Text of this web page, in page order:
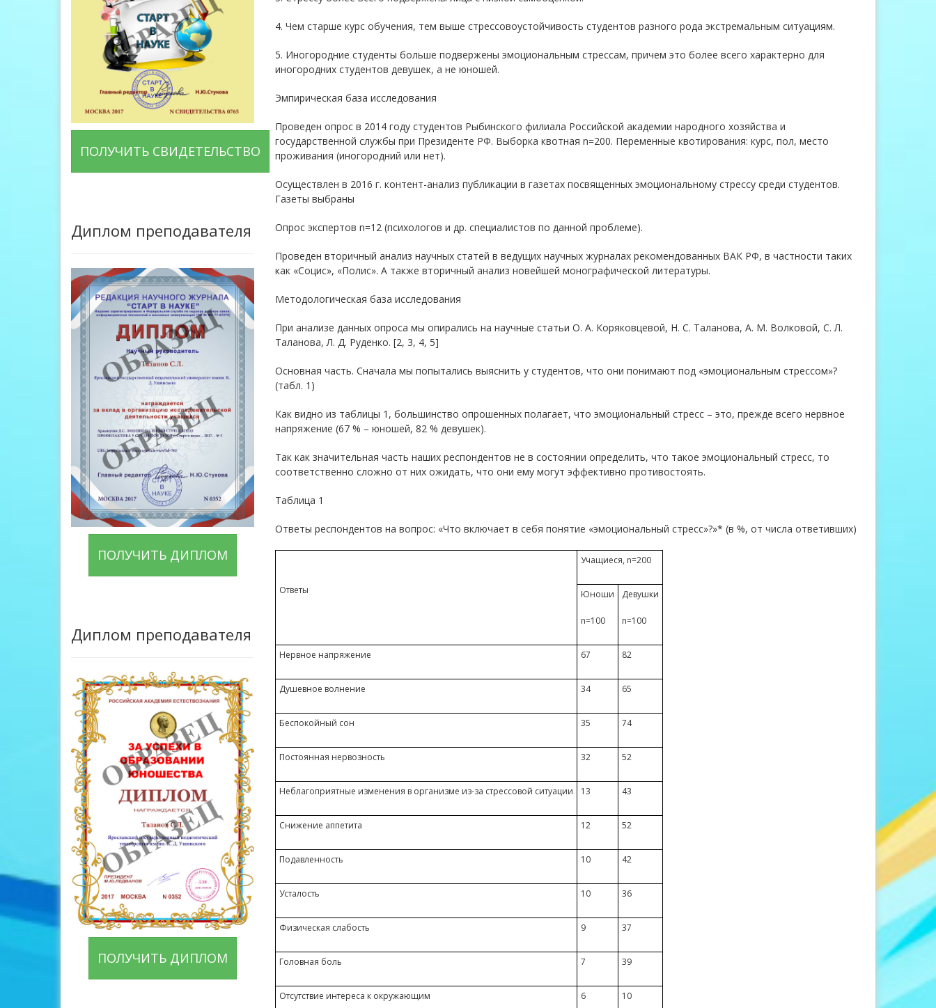
ПОЛУЧИТЬ СВИДЕТЕЛЬСТВО
Диплом преподавателя
ПОЛУЧИТЬ ДИПЛОМ
Диплом преподавателя
ПОЛУЧИТЬ ДИПЛОМ
4. Чем старше курс обучения, тем выше стрессовоустойчивость студентов разного рода экстремальным ситуациям.
5. Иногородние студенты больше подвержены эмоциональным стрессам, причем это более всего характерно для
иногородних студентов девушек, а не юношей.
Эмпирическая база исследования
Проведен опрос в 2014 году студентов Рыбинского филиала Российской академии народного хозяйства и
государственной службы при Президенте РФ. Выборка квотная n=200. Переменные квотирования: курс, пол, место
проживания (иногородний или нет).
Осуществлен в 2016 г. контент-анализ публикации в газетах посвященных эмоциональному стрессу среди студентов.
Газеты выбраны
Опрос экспертов n=12 (психологов и др. специалистов по данной проблеме).
Проведен вторичный анализ научных статей в ведущих научных журналах рекомендованных ВАК РФ, в частности таких
как «Социс», «Полис». А также вторичный анализ новейшей монографической литературы.
Методологическая база исследования
При анализе данных опроса мы опирались на научные статьи О. А. Коряковцевой, Н. С. Таланова, А. М. Волковой, С. Л.
Таланова, Л. Д. Руденко. [2, 3, 4, 5]
Основная часть. Сначала мы попытались выяснить у студентов, что они понимают под «эмоциональным стрессом»?
(табл. 1)
Как видно из таблицы 1, большинство опрошенных полагает, что эмоциональный стресс – это, прежде всего нервное
напряжение (67 % – юношей, 82 % девушек).
Так как значительная часть наших респондентов не в состоянии определить, что такое эмоциональный стресс, то
соответственно сложно от них ожидать, что они ему могут эффективно противостоять.
Таблица 1
Ответы респондентов на вопрос: «Что включает в себя понятие «эмоциональный стресс»?»* (в %, от числа ответивших)
Ответы
Учащиеся, n=200
Юноши
n=100
Девушки
n=100
Нервное напряжение 67 82
Душевное волнение 34 65
Беспокойный сон 35 74
Постоянная нервозность 32 52
Неблагоприятные изменения в организме из-за стрессовой ситуации 13 43
Снижение аппетита 12 52
Подавленность 10 42
Усталость 10 36
Физическая слабость 9 37
Головная боль 7 39
Отсутствие интереса к окружающим 6 10